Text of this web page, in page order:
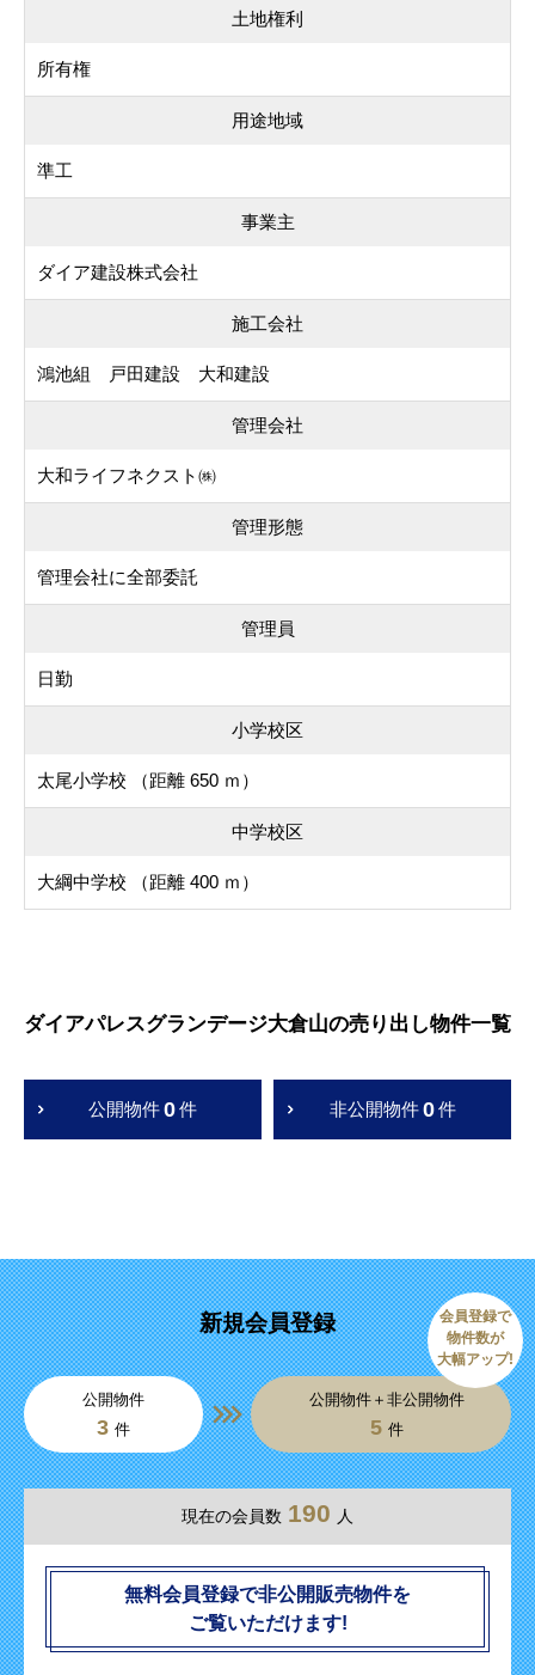
土地権利
所有権
用途地域
準工
事業主
ダイア建設株式会社
施工会社
鴻池組 戸田建設 大和建設
管理会社
大和ライフネクスト㈱
管理形態
管理会社に全部委託
管理員
日勤
小学校区
太尾小学校 （距離 650 ｍ）
中学校区
大綱中学校 （距離 400 ｍ）
ダイアパレスグランデージ大倉山の売り出し物件一覧
公開物件0件 非公開物件 0 件
新規会員登録
公開物件
3 件
公開物件＋非公開物件
5 件
会員登録で
物件数が
大幅アップ!
現在の会員数 190 人
無料会員登録で非公開販売物件を
ご覧いただけます!